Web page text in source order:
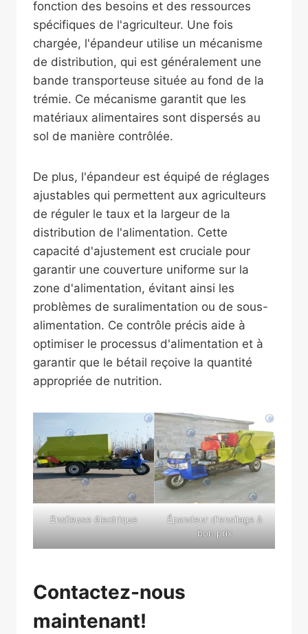
fonction des besoins et des ressources
spécifiques de l'agriculteur. Une fois
chargée, l'épandeur utilise un mécanisme
de distribution, qui est généralement une
bande transporteuse située au fond de la
trémie. Ce mécanisme garantit que les
matériaux alimentaires sont dispersés au
sol de manière contrôlée.
De plus, l'épandeur est équipé de réglages
ajustables qui permettent aux agriculteurs
de réguler le taux et la largeur de la
distribution de l'alimentation. Cette
capacité d'ajustement est cruciale pour
garantir une couverture uniforme sur la
zone d'alimentation, évitant ainsi les
problèmes de suralimentation ou de sous-
alimentation. Ce contrôle précis aide à
optimiser le processus d'alimentation et à
garantir que le bétail reçoive la quantité
appropriée de nutrition.
Ensileuse électrique
Épandeur d'ensilage à
bon prix
Contactez-nous
maintenant!